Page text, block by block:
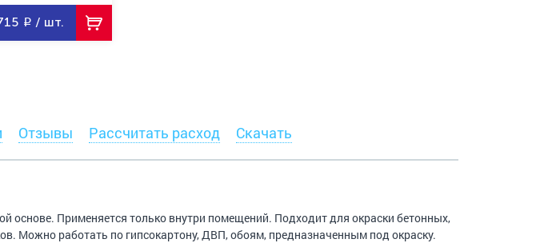
/ шт.
Отзывы Рассчитать расход Скачать
основе. Применяется только внутри помещений. Подходит для окраски бетонных,
Можно работать по гипсокартону, ДВП, обоям, предназначенным под окраску.